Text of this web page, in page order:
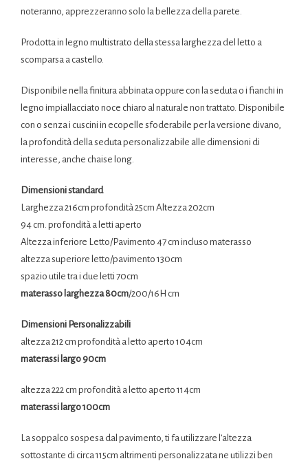
noteranno, apprezzeranno solo la bellezza della parete.
Prodotta in legno multistrato della stessa larghezza del letto a
scomparsa a castello.
Disponibile nella finitura abbinata oppure con la seduta o i fianchi in
legno impiallacciato noce chiaro al naturale non trattato. Disponibile
con o senza i cuscini in ecopelle sfoderabile per la versione divano,
la profondità della seduta personalizzabile alle dimensioni di
interesse, anche chaise long.
Dimensioni standard
Larghezza 216cm profondità 25cm Altezza 202cm
94 cm. profondità a letti aperto
Altezza inferiore Letto/Pavimento 47 cm incluso materasso
altezza superiore letto/pavimento 130cm
spazio utile tra i due letti 70cm
materasso larghezza 80cm/200/16H cm
Dimensioni Personalizzabili
altezza 212 cm profondità a letto aperto 104cm
materassi largo 90cm
altezza 222 cm profondità a letto aperto 114cm
materassi largo 100cm
La soppalco sospesa dal pavimento, ti fa utilizzare l’altezza
sottostante di circa 115cm altrimenti personalizzata ne utilizzi ben